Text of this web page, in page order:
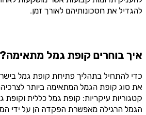
להגדיל את חסכונותיהם לאורך זמן.
איך בוחרים קופת גמל מתאימה?
כדי להתחיל בתהליך פתיחת קופת גמל
את סוג קופת הגמל המתאימה ביותר
קטגוריות עיקריות: קופת גמל כללית
הגמל הרגילה מאפשרת הפקדה הן על ידי